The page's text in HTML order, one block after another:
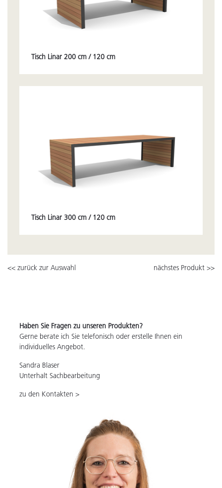
Tisch Linar 200 cm / 120 cm
Tisch Linar 300 cm / 120 cm
<< zurück zur Auswahl nächstes Produkt >>
Haben Sie Fragen zu unseren Produkten?
Gerne berate ich Sie telefonisch oder erstelle Ihnen ein
individuelles Angebot.
Sandra Blaser
Unterhalt Sachbearbeitung
zu den Kontakten >